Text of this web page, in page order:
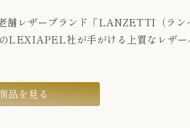
舗レザーブランド「LANZETTI（ラン
LEXIAPEL社が手がける上質なレザー
品を見る